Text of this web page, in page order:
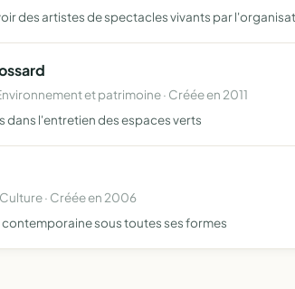
des artistes de spectacles vivants par
et patrimoine · Créée en 2011
dans l'entretien des espaces verts
· Créée en 2006
sous toutes ses formes